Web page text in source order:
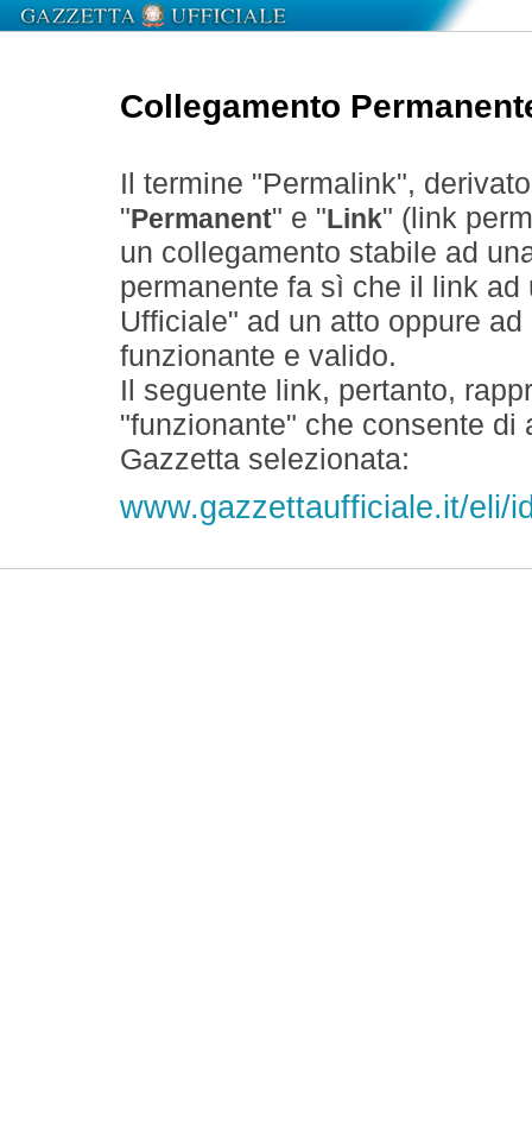
Collegamento
Il termine "Permalink",
" Permanent" e " Link" (link
un collegamento stabile ad
permanente fa sì che il link
Ufficiale" ad un atto oppure
funzionante e valido.
Il seguente link, pertanto,
"funzionante" che consente
Gazzetta selezionata:
www.gazzettaufficiale.it/eli/